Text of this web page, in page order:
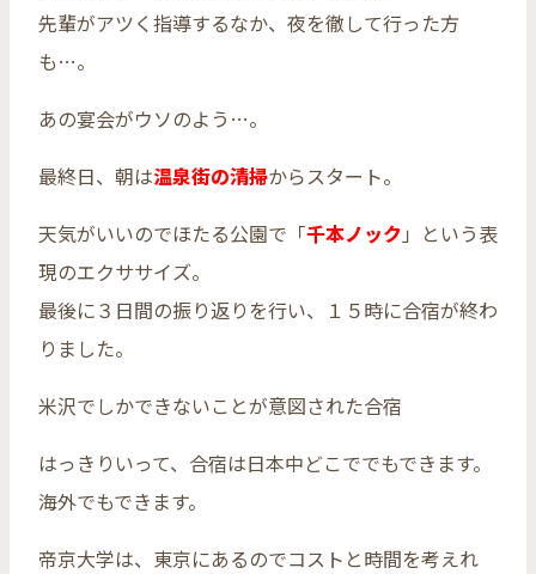
先輩がアツく指導するなか、夜を徹して行った方
も…。
あの宴会がウソのよう…。
最終日、朝は温泉街の清掃からスタート。
天気がいいのでほたる公園で「千本ノック 」という表
現のエクササイズ。
最後に３日間の振り返りを行い、１５時に合宿が終わ
りました。
米沢でしかできないことが意図された合宿
はっきりいって、合宿は日本中どこででもできます。
海外でもできます。
帝京大学は、東京にあるのでコストと時間を考えれ